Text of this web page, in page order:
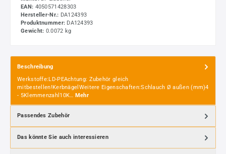
EAN: 4050571428303
Hersteller-Nr.: DA124393
Produktnummer: DA124393
Gewicht: 0.0072 kg
Beschreibung
Werkstoffe:LD-PEAchtung: Zubehör gleich
mitbestellen!KerbnägelWeitere Eigenschaften:Schlauch Ø außen (mm)4
- 5Klemmenzahl10K… Mehr
Passendes Zubehör
Das könnte Sie auch interessieren